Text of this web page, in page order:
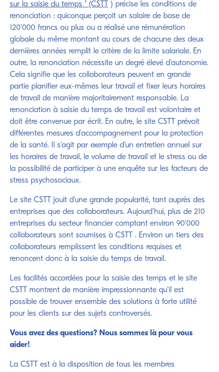
sur la saisie du temps " (CSTT ) précise les conditions de
renonciation : quiconque perçoit un salaire de base de
120'000 francs ou plus ou a réalisé une rémunération
globale du même montant au cours de chacune des deux
dernières années remplit le critère de la limite salariale. En
outre, la renonciation nécessite un degré élevé d'autonomie.
Cela signifie que les collaborateurs peuvent en grande
partie planifier eux-mêmes leur travail et fixer leurs horaires
de travail de manière majoritairement responsable. La
renonciation à saisie du temps de travail est volontaire et
doit être convenue par écrit. En outre, le site CSTT prévoit
différentes mesures d'accompagnement pour la protection
de la santé. Il s'agit par exemple d'un entretien annuel sur
les horaires de travail, le volume de travail et le stress ou de
la possibilité de participer à une enquête sur les facteurs de
stress psychosociaux.
Le site CSTT jouit d'une grande popularité, tant auprès des
entreprises que des collaborateurs. Aujourd'hui, plus de 210
entreprises du secteur financier comptant environ 90'000
collaborateurs sont soumises à CSTT . Environ un tiers des
collaborateurs remplissent les conditions requises et
renoncent donc à la saisie du temps de travail.
Les facilités accordées pour la saisie des temps et le site
CSTT montrent de manière impressionnante qu'il est
possible de trouver ensemble des solutions à forte utilité
pour les clients sur des sujets controversés.
Vous avez des questions? Nous sommes là pour vous
aider!
La CSTT est à la disposition de tous les membres